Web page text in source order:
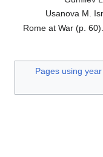
Usanova M.
Rome at War (p.
Pages using